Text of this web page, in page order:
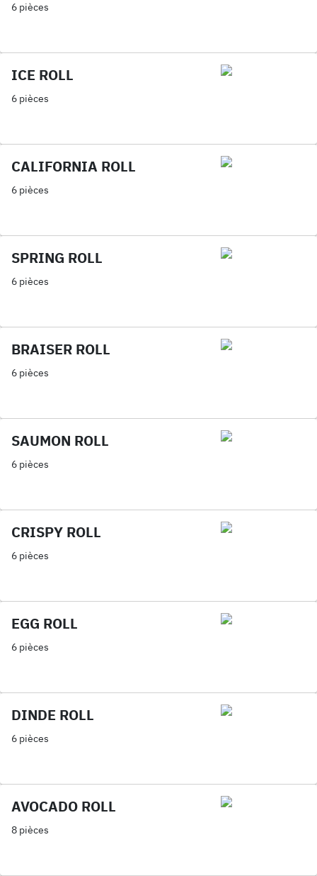
6 pièces
ICE ROLL
6 pièces
CALIFORNIA ROLL
6 pièces
SPRING ROLL
6 pièces
BRAISER ROLL
6 pièces
SAUMON ROLL
6 pièces
CRISPY ROLL
6 pièces
EGG ROLL
6 pièces
DINDE ROLL
6 pièces
AVOCADO ROLL
8 pièces